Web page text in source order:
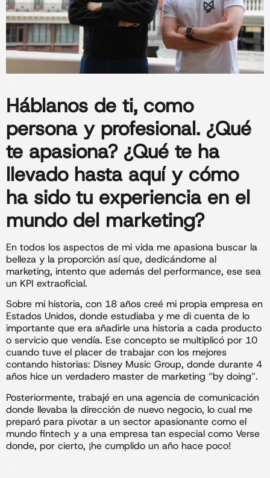
Háblanos de ti, como
persona y profesional. ¿Qué
te apasiona? ¿Qué te ha
llevado hasta aquí y cómo
ha sido tu experiencia en el
mundo del marketing?
En todos los aspectos de mi vida me apasiona buscar la
belleza y la proporción así que, dedicándome al
marketing, intento que además del performance, ese sea
un KPI extraoficial.
Sobre mi historia, con 18 años creé mi propia empresa en
Estados Unidos, donde estudiaba y me di cuenta de lo
importante que era añadirle una historia a cada producto
o servicio que vendía. Ese concepto se multiplicó por 10
cuando tuve el placer de trabajar con los mejores
contando historias: Disney Music Group, donde durante 4
años hice un verdadero master de marketing “by doing”.
Posteriormente, trabajé en una agencia de comunicación
donde llevaba la dirección de nuevo negocio, lo cual me
preparó para pivotar a un sector apasionante como el
mundo fintech y a una empresa tan especial como Verse
donde, por cierto, ¡he cumplido un año hace poco!